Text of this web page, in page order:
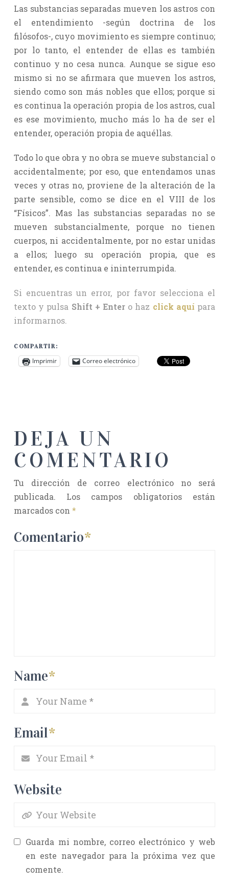
Las substancias separadas mueven los astros con
el entendimiento -según doctrina de los
filósofos-, cuyo movimiento es siempre continuo;
por lo tanto, el entender de ellas es también
continuo y no cesa nunca. Aunque se sigue eso
mismo si no se afirmara que mueven los astros,
siendo como son más nobles que ellos; porque si
es continua la operación propia de los astros, cual
es ese movimiento, mucho más lo ha de ser el
entender, operación propia de aquéllas.
Todo lo que obra y no obra se mueve substancial o
accidentalmente; por eso, que entendamos unas
veces y otras no, proviene de la alteración de la
parte sensible, como se dice en el VIII de los
“Físicos”. Mas las substancias separadas no se
mueven substancialmente, porque no tienen
cuerpos, ni accidentalmente, por no estar unidas
a ellos; luego su operación propia, que es
entender, es continua e ininterrumpida.
Si encuentras un error, por favor selecciona el
texto y pulsa Shift + Enter o haz click aquí para
informarnos.
COMPARTIR:
Imprimir Correo electrónico
DEJA UN
COMENTARIO
Tu dirección de correo electrónico no será
publicada.
Los campos obligatorios están
marcados con *
Comentario*
Name*
Email*
Website
Guarda mi nombre, correo electrónico y web
en este navegador para la próxima vez que
comente.